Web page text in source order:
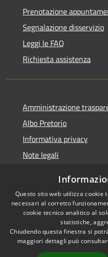
Prenotazione
Segnalazione disservizio
Leggi le FAQ
Richiesta assistenza
Amministrazione
Albo Pretorio
Informativa privacy
Note legali
Whisteblowing
RSS
Accessibilità
Questo sito web utilizza
necessari al corretto
cookie tecnico analitico al
statistiche,
Chiudendo questa finestra si
maggiori dettagli può